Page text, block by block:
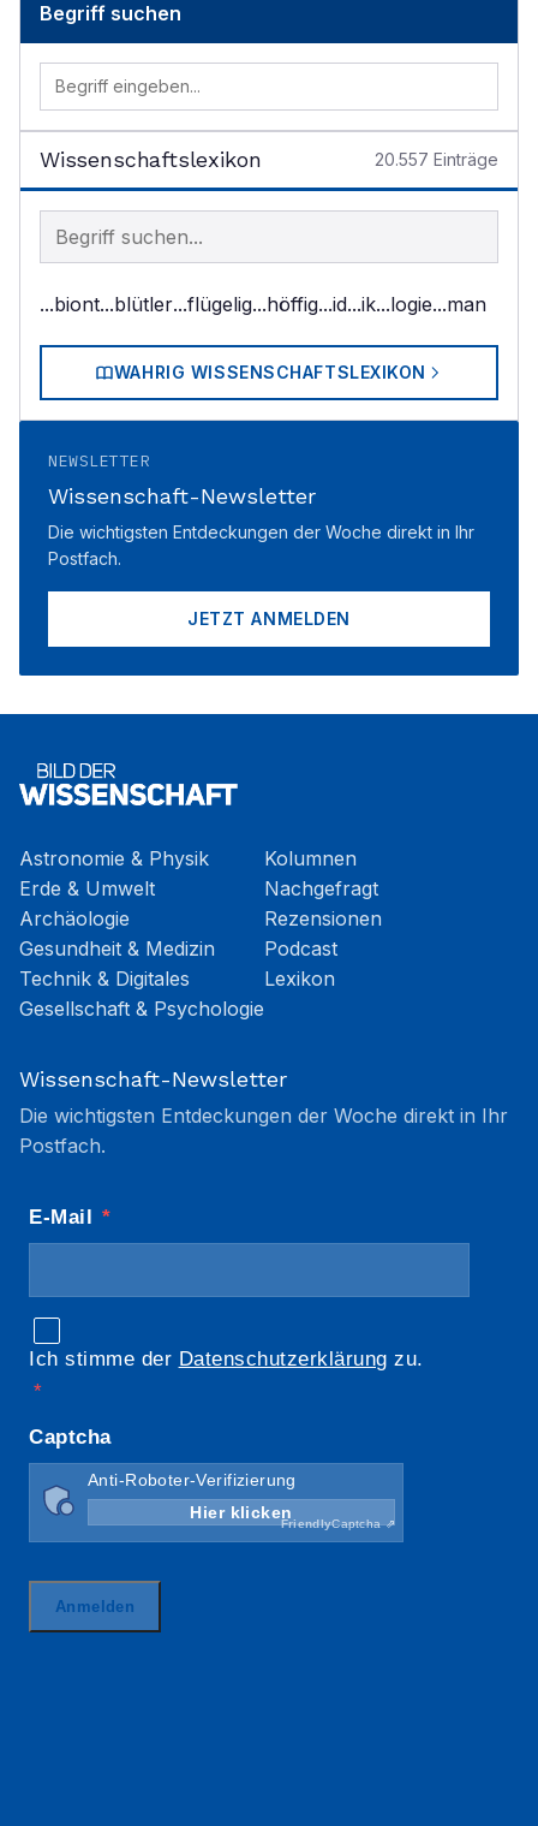
Begriff suchen
Wissenschaftslexikon 20.557 Einträge
Begriff im Lexikon suchen
...biont...blütler...flügelig...höffig...id...ik...logie...man
WAHRIG WISSENSCHAFTSLEXIKON
NEWSLETTER
Wissenschaft-Newsletter
Die wichtigsten Entdeckungen der Woche direkt in Ihr
Postfach.
JETZT ANMELDEN
Astronomie & Physik
Erde & Umwelt
Archäologie
Gesundheit & Medizin
Technik & Digitales
Gesellschaft & Psychologie
Kolumnen
Nachgefragt
Rezensionen
Podcast
Lexikon
Wissenschaft-Newsletter
Die wichtigsten Entdeckungen der Woche direkt in Ihr
Postfach.